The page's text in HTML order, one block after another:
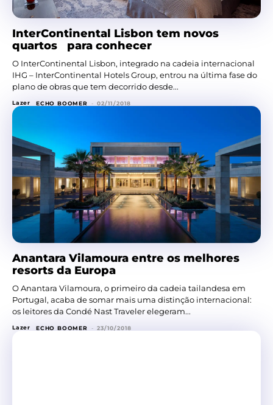
InterContinental Lisbon tem novos
quartos para conhecer
O InterContinental Lisbon, integrado na cadeia internacional
IHG – InterContinental Hotels Group, entrou na última fase do
plano de obras que tem decorrido desde...
Lazer ECHO BOOMER - 02/11/2018
Anantara Vilamoura entre os melhores
resorts da Europa
O Anantara Vilamoura, o primeiro da cadeia tailandesa em
Portugal, acaba de somar mais uma distinção internacional:
os leitores da Condé Nast Traveler elegeram...
Lazer ECHO BOOMER - 23/10/2018